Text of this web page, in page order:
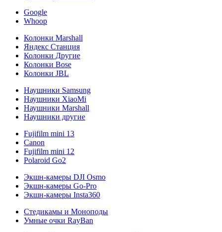
Google
Whoop
Колонки Marshall
Яндекс Станция
Колонки Другие
Колонки Bose
Колонки JBL
Наушники Samsung
Наушники XiaoMi
Наушники Marshall
Наушники другие
Fujifilm mini 13
Canon
Fujifilm mini 12
Polaroid Go2
Экшн-камеры DJI Osmo
Экшн-камеры Go-Pro
Экшн-камеры Insta360
Стедикамы и Моноподы
Умные очки RayBan